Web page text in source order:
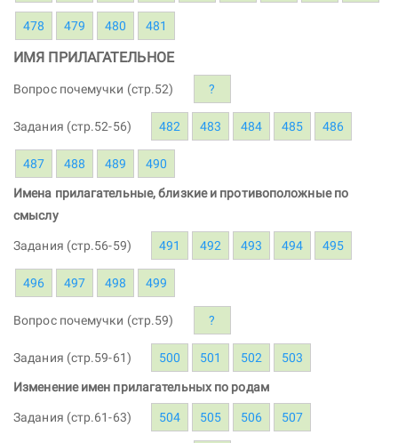
478 479 480 481
ИМЯ ПРИЛАГАТЕЛЬНОЕ
Вопрос почемучки (стр.52) ?
Задания (стр.52-56) 482 483 484 485 486
487 488 489 490
Имена прилагательные, близкие и противоположные по
смыслу
Задания (стр.56-59) 491 492 493 494 495
496 497 498 499
Вопрос почемучки (стр.59) ?
Задания (стр.59-61) 500 501 502 503
Изменение имен прилагательных по родам
Задания (стр.61-63) 504 505 506 507